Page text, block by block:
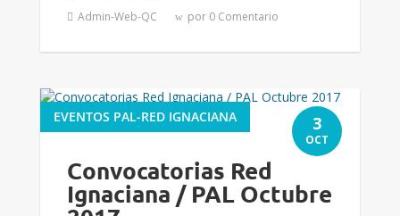
Admin-Web-QC por 0 Comentario
Convocatorias Red
Ignaciana / PAL Octubre
EVENTOS PAL-RED IGNACIANA 3
OCT